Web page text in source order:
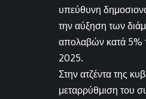
υπεύθυνη
την αύξηση των
απολαβών κατά 5%
2025.
Στην ατζέντα της
μεταρρύθμιση του